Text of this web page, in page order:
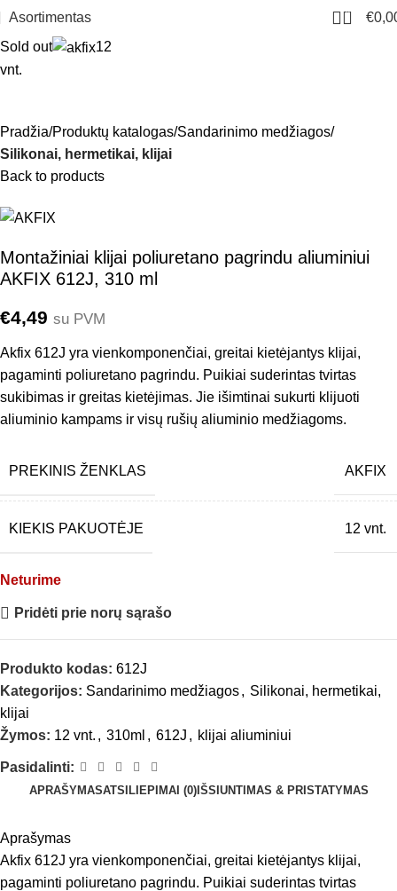
Asortimentas 0 €
Sold out
12
vnt.
Pradžia Produktų katalogas Sandarinimo medžiagos
Silikonai, hermetikai, klijai
Back to products
Montažiniai klijai poliuretano pagrindu aliuminiui
AKFIX 612J, 310 ml
€4,49 su PVM
Akfix 612J yra vienkomponenčiai, greitai kietėjantys klijai,
pagaminti poliuretano pagrindu. Puikiai suderintas tvirtas
sukibimas ir greitas kietėjimas. Jie išimtinai sukurti klijuoti
aliuminio kampams ir visų rušių aliuminio medžiagoms.
PREKINIS ŽENKLAS AKFIX
KIEKIS PAKUOTĖJE 12 vnt.
Neturime
Pridėti prie norų sąrašo
Produkto kodas: 612J
Kategorijos: Sandarinimo medžiagos, Silikonai, hermetikai,
klijai
Žymos: 12 vnt. , 310ml , 612J , klijai aliuminiui
Pasidalinti:
APRAŠYMASATSILIEPIMAI (0)IŠSIUNTIMAS & PRISTATYMAS
Aprašymas
Akfix 612J yra vienkomponenčiai, greitai kietėjantys klijai,
pagaminti poliuretano pagrindu. Puikiai suderintas tvirtas